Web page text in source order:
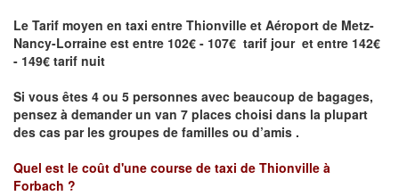
Le Tarif moyen en taxi entre Thionville et Aéroport de Metz-
Nancy-Lorraine est entre 102€ - 107€ tarif jour et entre 142€
- 149€ tarif nuit
Si vous êtes 4 ou 5 personnes avec beaucoup de bagages,
pensez à demander un van 7 places choisi dans la plupart
des cas par les groupes de familles ou d’amis .
Quel est le coût d'une course de taxi de Thionville à
Forbach ?